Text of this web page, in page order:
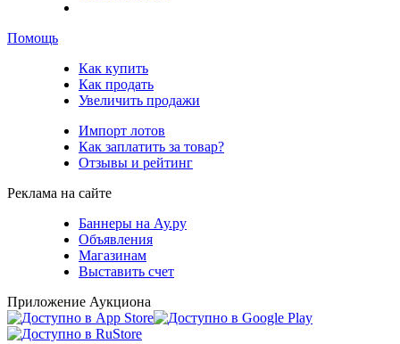
Помощь
Как купить
Как продать
Увеличить продажи
Импорт лотов
Как заплатить за товар?
Отзывы и рейтинг
Реклама на сайте
Баннеры на Ау.ру
Объявления
Магазинам
Выставить счет
Приложение Аукциона